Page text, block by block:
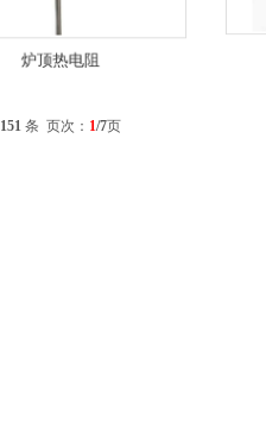
炉顶热电阻
151 条 页次： 1/7页